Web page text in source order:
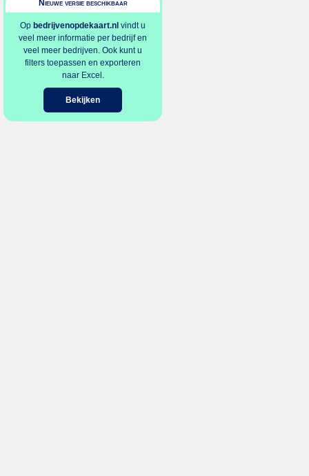
Nieuwe versie beschikbaar
Op bedrijvenopdekaart.nl vindt u
veel meer informatie per bedrijf en
veel meer bedrijven. Ook kunt u
filters toepassen en exporteren
naar Excel.
Bekijken